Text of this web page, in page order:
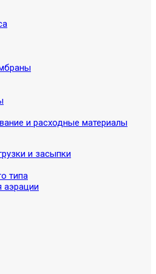
и расходные материалы
и засыпки
типа